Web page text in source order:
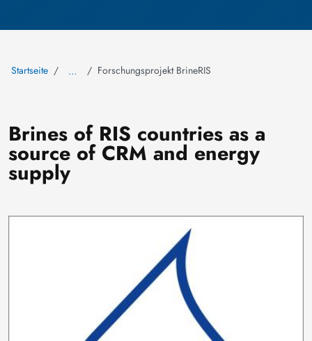
Startseite … Forschungsprojekt BrineRIS
Brines of RIS countries as a
source of CRM and energy
supply